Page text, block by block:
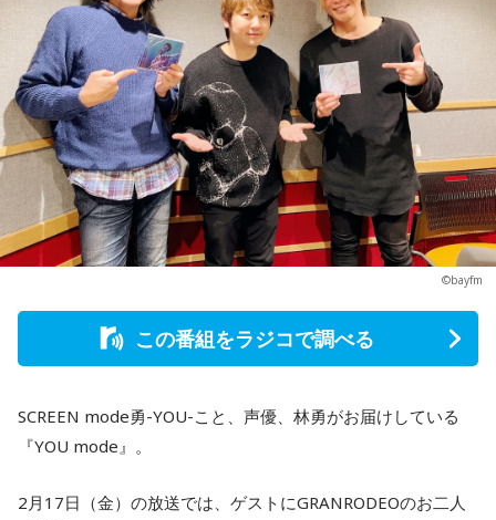
©bayfm
この番組をラジコで調べる
SCREEN mode勇-YOU-こと、声優、林勇がお届けしている
『YOU mode』。
2月17日（金）の放送では、ゲストにGRANRODEOのお二人